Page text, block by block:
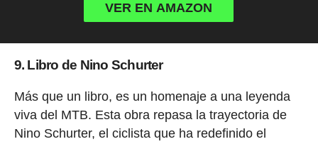
VER EN AMAZON
9. Libro de Nino Schurter
Más que un libro, es un homenaje a una leyenda
viva del MTB. Esta obra repasa la trayectoria de
Nino Schurter, el ciclista que ha redefinido el